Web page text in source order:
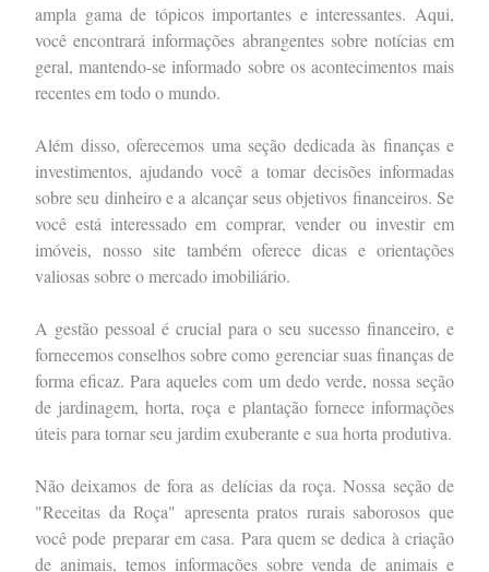
ampla gama de tópicos importantes e interessantes. Aqui,
você encontrará informações abrangentes sobre notícias em
geral, mantendo-se informado sobre os acontecimentos mais
recentes em todo o mundo.
Além disso, oferecemos uma seção dedicada às finanças e
investimentos, ajudando você a tomar decisões informadas
sobre seu dinheiro e a alcançar seus objetivos financeiros. Se
você está interessado em comprar, vender ou investir em
imóveis, nosso site também oferece dicas e orientações
valiosas sobre o mercado imobiliário.
A gestão pessoal é crucial para o seu sucesso financeiro, e
fornecemos conselhos sobre como gerenciar suas finanças de
forma eficaz. Para aqueles com um dedo verde, nossa seção
de jardinagem, horta, roça e plantação fornece informações
úteis para tornar seu jardim exuberante e sua horta produtiva.
Não deixamos de fora as delícias da roça. Nossa seção de
"Receitas da Roça" apresenta pratos rurais saborosos que
você pode preparar em casa. Para quem se dedica à criação
de animais, temos informações sobre venda de animais e